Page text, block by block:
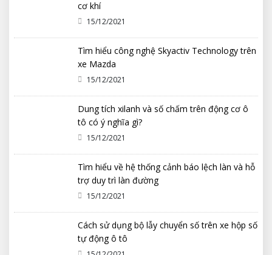
cơ khí
15/12/2021
Tìm hiểu công nghệ Skyactiv Technology trên
xe Mazda
15/12/2021
Dung tích xilanh và số chấm trên động cơ ô
tô có ý nghĩa gì?
15/12/2021
Tìm hiểu về hệ thống cảnh báo lệch làn và hỗ
trợ duy trì làn đường
15/12/2021
Cách sử dụng bộ lẫy chuyển số trên xe hộp số
tự động ô tô